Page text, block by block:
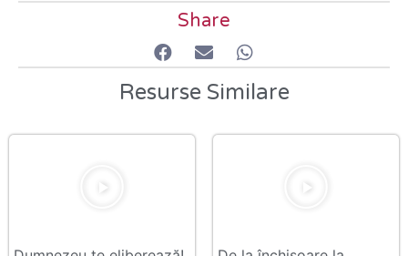
Share
Resurse Similare